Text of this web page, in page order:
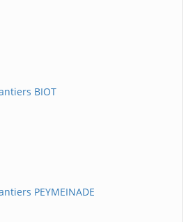
BIOT
PEYMEINADE